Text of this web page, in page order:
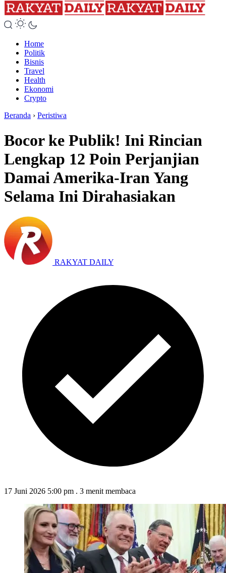
Home
Politik
Bisnis
Travel
Health
Ekonomi
Crypto
Beranda › Peristiwa
Bocor ke Publik! Ini Rincian
Lengkap 12 Poin Perjanjian
Damai Amerika-Iran Yang
Selama Ini Dirahasiakan
RAKYAT DAILY
17 Juni 2026 5:00 pm . 3 menit membaca